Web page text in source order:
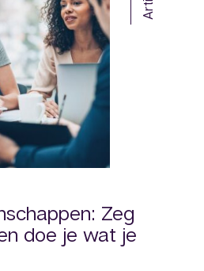
Zeg
doe je wat je